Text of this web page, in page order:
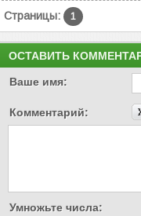
Страницы: 1
ОСТАВИТЬ
Ваше имя:
Комментарий:
Умножьте числа: